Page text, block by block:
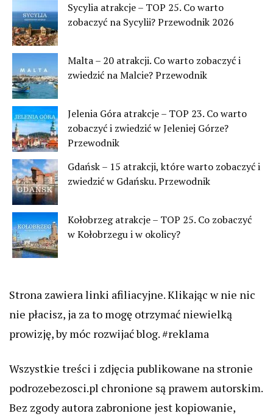
Sycylia atrakcje – TOP 25. Co warto
zobaczyć na Sycylii? Przewodnik 2026
Malta – 20 atrakcji. Co warto zobaczyć i
zwiedzić na Malcie? Przewodnik
Jelenia Góra atrakcje – TOP 23. Co warto
zobaczyć i zwiedzić w Jeleniej Górze?
Przewodnik
Gdańsk – 15 atrakcji, które warto zobaczyć i
zwiedzić w Gdańsku. Przewodnik
Kołobrzeg atrakcje – TOP 25. Co zobaczyć
w Kołobrzegu i w okolicy?
Strona zawiera linki afiliacyjne. Klikając w nie nic
nie płacisz, ja za to mogę otrzymać niewielką
prowizję, by móc rozwijać blog. #reklama
Wszystkie treści i zdjęcia publikowane na stronie
podrozebezosci.pl chronione są prawem autorskim.
Bez zgody autora zabronione jest kopiowanie,